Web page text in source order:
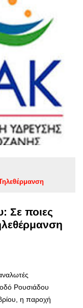
Σε ποιες
Ρουσιάδου
η παροχή